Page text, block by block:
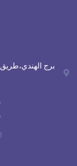
برج الهندي،طريق